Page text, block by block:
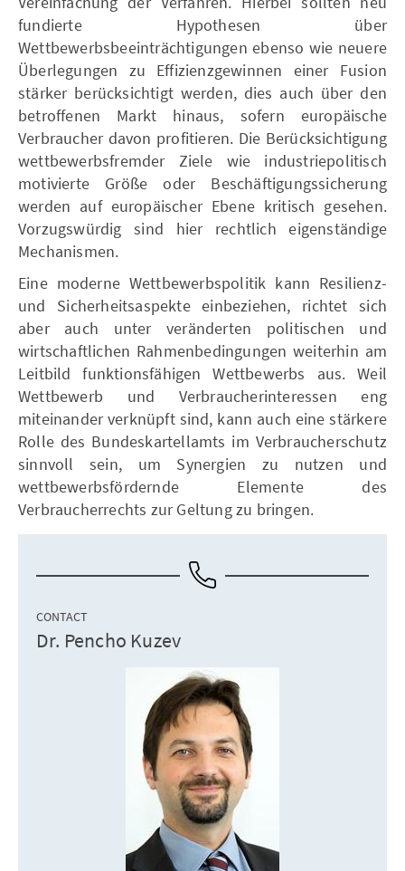
fundierte Hypothesen über
Wettbewerbsbeeinträchtigungen ebenso wie neuere
Überlegungen zu Effizienzgewinnen einer Fusion
stärker berücksichtigt werden, dies auch über den
betroffenen Markt hinaus, sofern europäische
Verbraucher davon profitieren. Die Berücksichtigung
wettbewerbsfremder Ziele wie industriepolitisch
motivierte Größe oder Beschäftigungssicherung
werden auf europäischer Ebene kritisch gesehen.
Vorzugswürdig sind hier rechtlich eigenständige
Mechanismen.
Eine moderne Wettbewerbspolitik kann Resilienz-
und Sicherheitsaspekte einbeziehen, richtet sich
aber auch unter veränderten politischen und
wirtschaftlichen Rahmenbedingungen weiterhin am
Leitbild funktionsfähigen Wettbewerbs aus. Weil
Wettbewerb und Verbraucherinteressen eng
miteinander verknüpft sind, kann auch eine stärkere
Rolle des Bundeskartellamts im Verbraucherschutz
sinnvoll sein, um Synergien zu nutzen und
wettbewerbsfördernde Elemente des
Verbraucherrechts zur Geltung zu bringen.
CONTACT
Dr. Pencho Kuzev